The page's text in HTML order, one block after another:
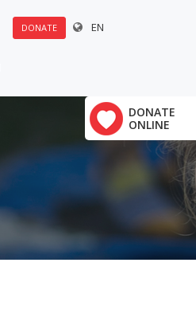
DONATE EN
DONATE
ONLINE